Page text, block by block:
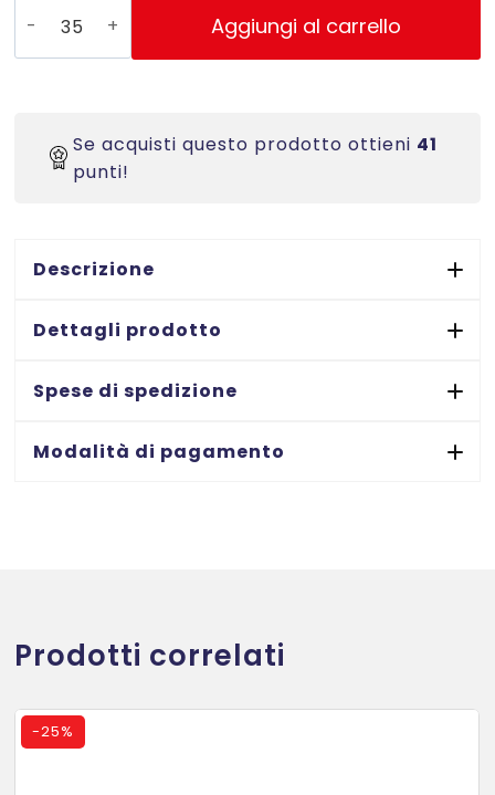
10772-
fissaggio
T-
nylon
-
complessiva
64
-
Aggiungi al carrello
Se acquisti questo prodotto ottieni 41
punti!
Descrizione
Dettagli prodotto
Spese di spedizione
Modalità di pagamento
Prodotti correlati
-25%